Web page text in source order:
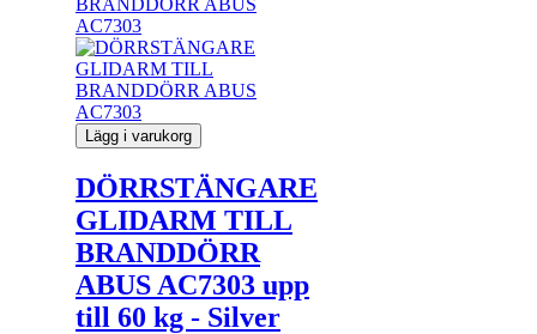
Lägg i varukorg
DÖRRSTÄNGARE
GLIDARM TILL
BRANDDÖRR
ABUS AC7303 upp
till 60 kg - Silver